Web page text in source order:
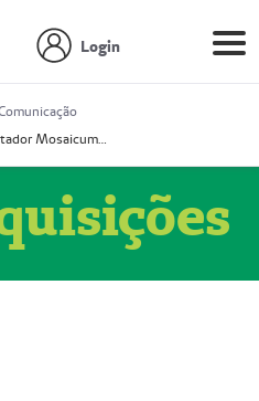
Login
Prestador Mosaicum Espaço Clínico Eireli (51004355-5)